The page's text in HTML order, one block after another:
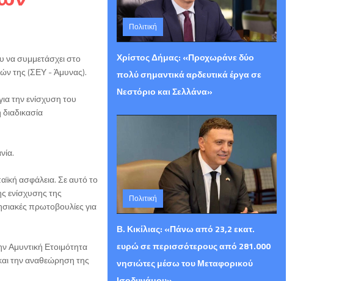
να συμμετάσχει στο
της (ΣΕΥ - Άμυνας).
την ενίσχυση του
ασφάλεια. Σε αυτό το
ενίσχυσης της
πρωτοβουλίες για
Αμυντική Ετοιμότητα
την αναθεώρηση της
Πολιτική
Τρίτη 04 Αυγούστου 2026 23:48
Χρίστος Δήμας: «Προχωράνε δύο
πολύ σημαντικά αρδευτικά έργα σε
Νεστόριο και Σελλάνα»
Πολιτική
Τρίτη 04 Αυγούστου 2026 23:45
Β. Κικίλιας: «Πάνω από 23,2 εκατ.
ευρώ σε περισσότερους από 281.000
νησιώτες μέσω του Μεταφορικού